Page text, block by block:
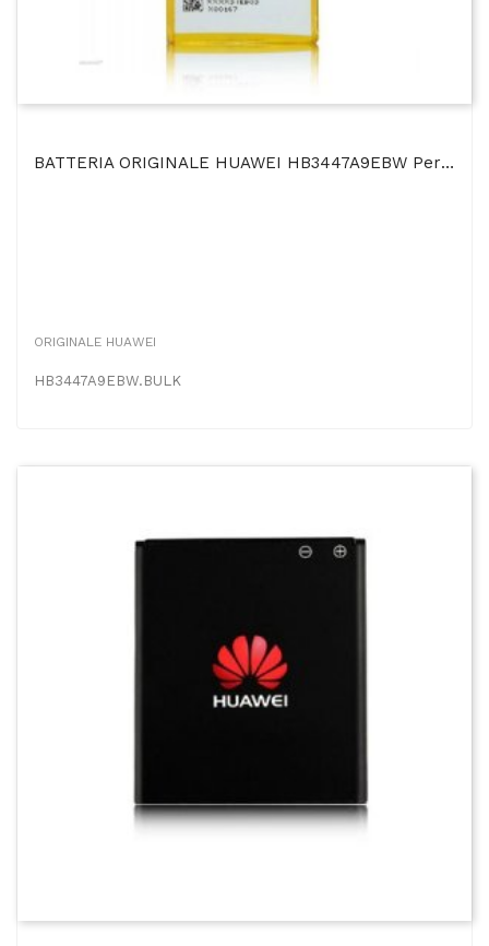
BATTERIA ORIGINALE HUAWEI HB3447A9EBW Per ASCEND P8 - 2520 MAh LI-ION BULK
ORIGINALE HUAWEI
HB3447A9EBW.BULK